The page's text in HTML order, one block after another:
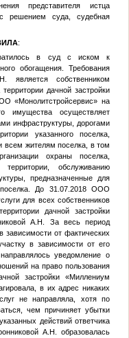
представителя истца
решением суда, судебная
:
в суд с иском к
обогащения. Требования
является собственником
территории дачной застройки
«Монолитстройсервис» на
имущества осуществляет
инфраструктуры, дорогами
указанного поселка,
всем жителям поселка, в том
охраны поселка,
территории, обслуживанию
предназначенные для
поселка. До 31.07.2018 ООО
для всех собственников
дачной застройки
А.Н. За весь период
зависимости от фактических
в зависимости от его
уведомление о
на право пользования
застройки «Миллениум
в их адрес никаких
не направляла, хотя по
чем причиняет убытки
действий ответчика
А.Н. образовалась